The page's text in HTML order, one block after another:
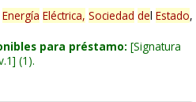
Energía Eléctrica, Sociedad del Estado,
para préstamo: Signatura
(1).